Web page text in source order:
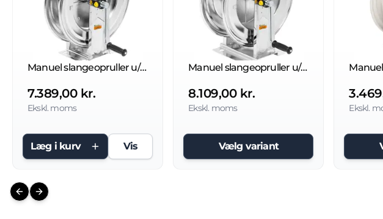
Manuel slangeopruller u/slange 400 bar
7.389,00 kr.
Ekskl. moms
Læg i kurv Vis
Manuel slangeopruller u/slange 20 til 400 bar, rustfri 304 stål
8.109,00 kr.
Ekskl. moms
Vælg variant
Ekskl.
Previous slide
Next slide